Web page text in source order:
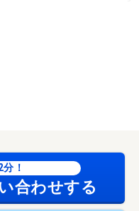
トイレ・コンロ１口
！
合わせする